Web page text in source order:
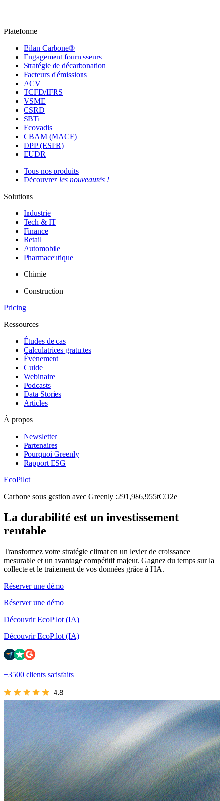
Plateforme
Bilan Carbone®
Engagement fournisseurs
Stratégie de décarbonation
Facteurs d'émissions
ACV
TCFD/IFRS
VSME
CSRD
SBTi
Ecovadis
CBAM (MACF)
DPP (ESPR)
EUDR
Tous nos produits
Découvrez les nouveautés !
Solutions
Industrie
Tech & IT
Finance
Retail
Automobile
Pharmaceutique
Chimie
Construction
Pricing
Ressources
Études de cas
Calculatrices gratuites
Événement
Guide
Webinaire
Podcasts
Data Stories
Articles
À propos
Newsletter
Partenaires
Pourquoi Greenly
Rapport ESG
EcoPilot
Carbone sous gestion avec Greenly :291 ,986,955tCO2e
La durabilité est un investissement
rentable
Transformez votre stratégie climat en un levier de croissance
mesurable et un avantage compétitif majeur. Gagnez du temps sur la
collecte et le traitement de vos données grâce à l'IA.
Réserver une démo
Réserver une démo
Découvrir EcoPilot (IA)
Découvrir EcoPilot (IA)
+3500 clients satisfaits